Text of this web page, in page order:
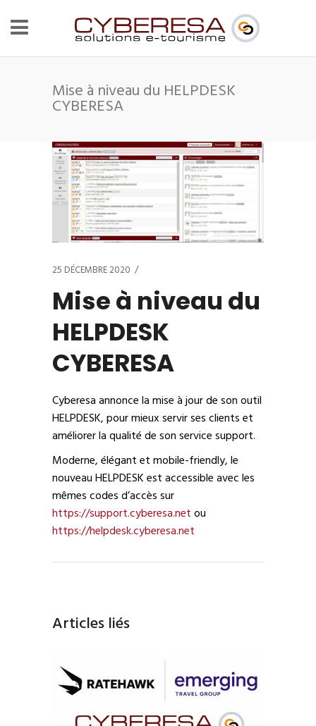
Mise à niveau du HELPDESK
CYBERESA
25 DÉCEMBRE 2020
Mise à niveau du
HELPDESK
CYBERESA
Cyberesa annonce la mise à jour de son outil
HELPDESK, pour mieux servir ses clients et
améliorer la qualité de son service support.
Moderne, élégant et mobile-friendly, le
nouveau HELPDESK est accessible avec les
mêmes codes d’accès sur
https://support.cyberesa.netou
https://helpdesk.cyberesa.net
Articles liés